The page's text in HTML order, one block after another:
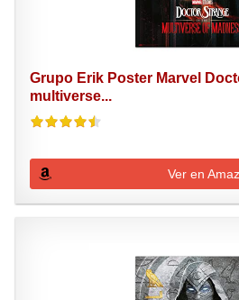
Grupo Erik Poster Marvel
multiverse...
Ver en